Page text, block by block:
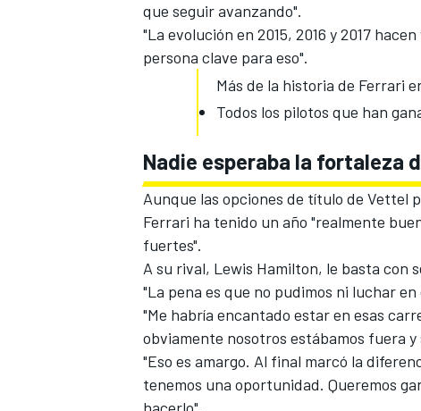
que seguir avanzando".
"La evolución en 2015, 2016 y 2017
persona clave para eso".
Más de la historia de Ferrari
Todos los pilotos que han
Nadie esperaba la fortaleza
Aunque las opciones de título de Vettel
Ferrari ha tenido un año "realmente
fuertes".
A su rival, Lewis Hamilton, le basta con
"La pena es que no pudimos ni luchar
"Me habría encantado estar en esas
obviamente nosotros estábamos fuera y
"Eso es amargo. Al final marcó la
tenemos una oportunidad. Queremos